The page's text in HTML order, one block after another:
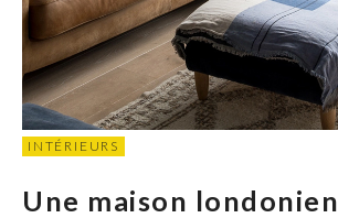
INTÉRIEURS
Une maison